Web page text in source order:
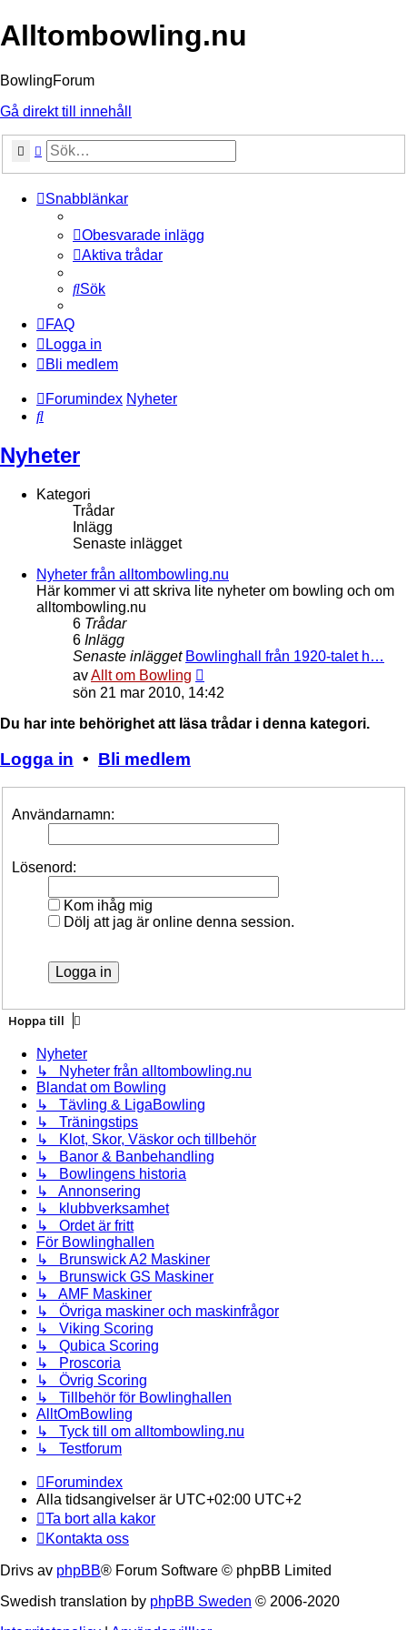
Alltombowling.nu
BowlingForum
Gå direkt till innehåll
Sök Avancerad sökning
Snabblänkar
Obesvarade inlägg
Aktiva trådar
Sök
FAQ
Logga in
Bli medlem
Forumindex Nyheter
Sök
Nyheter
Kategori
Trådar
Inlägg
Senaste inlägget
Nyheter från alltombowling.nu
Här kommer vi att skriva lite nyheter om bowling och om
alltombowling.nu
6 Trådar
6 Inlägg
Senaste inlägget Bowlinghall från 1920-talet h…
avAllt om Bowling
till
senaste
sön 21 mar 2010, 14:42
Du har inte behörighet att läsa trådar i denna kategori.
Logga in • Bli medlem
Användarnamn:
Lösenord:
Kom ihåg mig
Dölj att jag är online denna session.
Hoppa till
Nyheter
↳ Nyheter från alltombowling.nu
Blandat om Bowling
↳ Tävling & LigaBowling
↳ Träningstips
↳ Klot, Skor, Väskor och tillbehör
↳ Banor & Banbehandling
↳ Bowlingens historia
↳ Annonsering
↳ klubbverksamhet
↳ Ordet är fritt
För Bowlinghallen
↳ Brunswick A2 Maskiner
↳ Brunswick GS Maskiner
↳ AMF Maskiner
↳ Övriga maskiner och maskinfrågor
↳ Viking Scoring
↳ Qubica Scoring
↳ Proscoria
↳ Övrig Scoring
↳ Tillbehör för Bowlinghallen
AlltOmBowling
↳ Tyck till om alltombowling.nu
↳ Testforum
Forumindex
Alla tidsangivelser är UTC+02:00 UTC+2
Ta bort alla kakor
Kontakta oss
Drivs av phpBB® Forum Software © phpBB Limited
Swedish translation by phpBB Sweden © 2006-2020